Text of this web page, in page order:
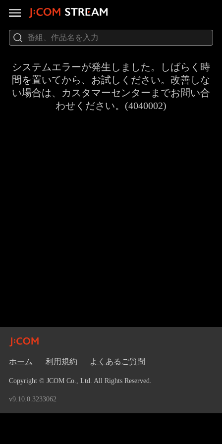
システムエラーが発生しました。しばらく時
間を置いてから、お試しください。改善しな
い場合は、カスタマーセンターまでお問い合
わせください。(4040002)
ホーム 利用規約 よくあるご質問
Copyright © JCOM Co., Ltd. All Rights Reserved.
v9.10.0.3233062